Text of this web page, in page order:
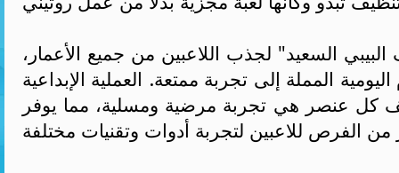
السعيد" لجذب اللاعبين من جميع الأعمار،
المملة إلى تجربة ممتعة. العملية الإبداعية
كل عنصر هي تجربة مرضية ومسلية، مما يوفر